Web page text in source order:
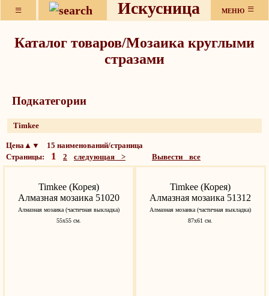
≡ Искусница МЕНЮ ≡
Каталог товаров/Мозаика круглыми
стразами
Подкатeгории
Timkee
Цена▲▼ 15 наименований/страница
Страницы: 1 2 следующая > Вывести все
Timkee (Корея)
Алмазная мозаика 51020
Алмазная мозаика (частичная выкладка)
55х55 см.
Timkee (Корея)
Алмазная мозаика 51312
Алмазная мозаика (частичная выкладка)
87х61 см.